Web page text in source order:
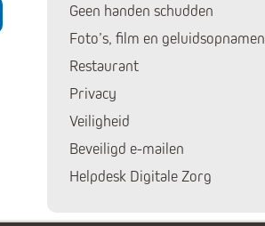
Geen handen schudden
Foto’s, film en geluidsopnamen
Restaurant
Privacy
Veiligheid
Beveiligd e-mailen
Helpdesk Digitale Zorg